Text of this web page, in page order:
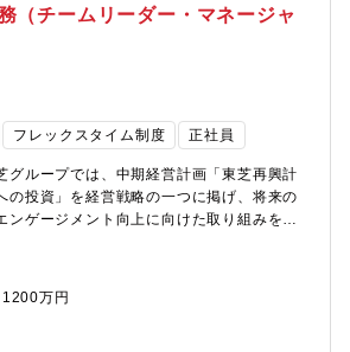
ニケーションが求めら、意見相違に対して
て対応する必要があります。〈変革力〉近
変化や会社の変革に対応したプロジェクト
務プロセスに捕らわれず、AIの活用やデー
められます。【仕事の魅力・やりがい】・
クト推進メンバーとして、ファシリティ構
件を通じて建築エンジニアとしての専門性
件ごとに専門性を持つメンバーとチームを
がら推進できます。・プロジェクトの山場
ある働き方ができ、ワーク・ライフ・バラ
のファシリティを一緒に描き、実装してい
ルレベルでのファシリティマネジメント戦
（チームリーダー・マネージャ
フレックスタイム制度 正社員
グループでは、中期経営計画「東芝再興計
の投資」を経営戦略の一つに掲げ、将来の
ンゲージメント向上に向けた取り組みを推
成長する企業になるために、事業に寄り添
傾け、人と組織に関するあらゆる課題に対
ーションを提供する重要な役割を担ってい
総務職として、本社、分社会社、グループ
万円